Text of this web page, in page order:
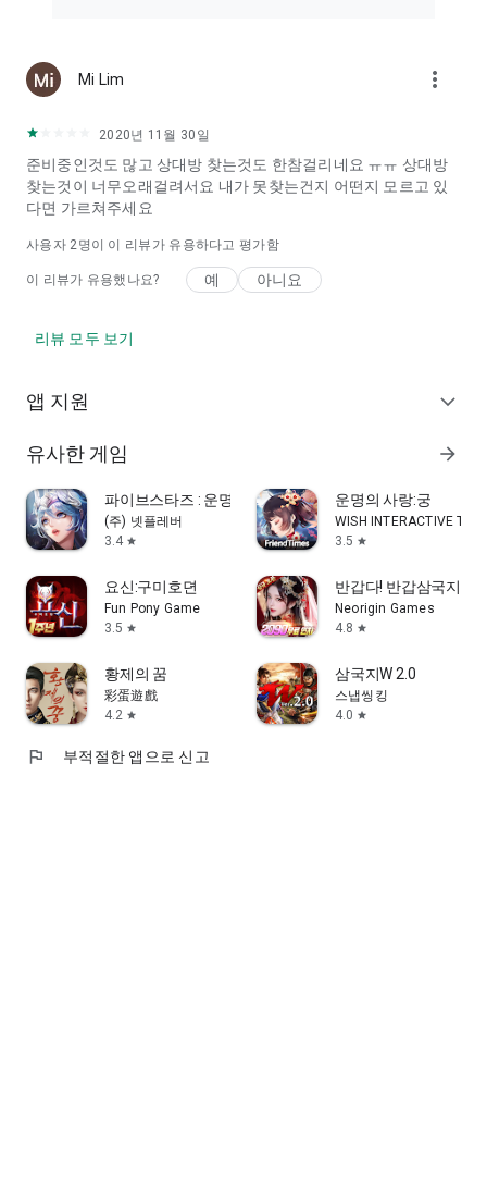
Mi Lim more_vert
2020년 11월 30일
준비중인것도 많고 상대방 찾는것도 한참걸리네요 ㅠㅠ 상대방
찾는것이 너무오래걸려서요 내가 못찾는건지 어떤지 모르고 있
다면 가르쳐주세요
사용자 2명이 이 리뷰가 유용하다고 평가함
이 리뷰가 유용했나요? 예 아니요
리뷰 모두 보기
앱 지원 expand_more
유사한 게임 arrow_forward
파이브스타즈 : 운명의 서사시
(주) 넷플레버
3.4 star
운명의 사랑:궁
WISH INTERACTIVE
3.5 star
요신:구미호뎐
Fun Pony Game
3.5 star
반갑다! 반갑삼국지
Neorigin Games
4.8 star
황제의 꿈
彩蛋遊戲
4.2 star
삼국지W 2.0
스냅씽킹
4.0 star
flag 부적절한 앱으로 신고